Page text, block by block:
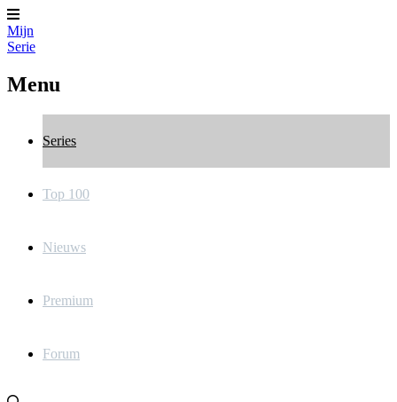
Mijn
Serie
Menu
Series
Top 100
Nieuws
Premium
Forum